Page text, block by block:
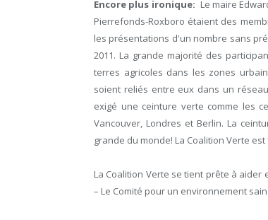
Encore plus ironique: Le maire
Pierrefonds-Roxboro étaient des
les présentations d'un nombre sans
2011. La grande majorité des
terres agricoles dans les zones
soient reliés entre eux dans un
exigé une ceinture verte comme les
Vancouver, Londres et Berlin. La
grande du monde! La Coalition Verte
La Coalition Verte se tient prête à
– Le Comité pour un environnement